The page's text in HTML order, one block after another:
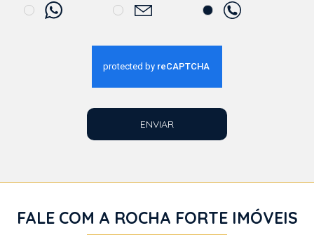
ENVIAR
FALE COM A ROCHA FORTE IMÓVEIS